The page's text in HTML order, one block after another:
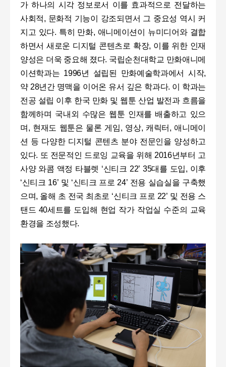
가 하나의 시각 정보로서 이를 효과적으로 전달하는
사회적, 문화적 기능이 강조되면서 그 중요성 역시 커
지고 있다. 특히 만화, 애니메이션이 뉴미디어와 결합
하면서 새로운 디지털 콘텐츠로 확장, 이를 위한 인재
양성은 더욱 중요해 졌다. 국립순천대학교 만화애니메
이션학과는 1996년 설립된 만화예술학과에서 시작,
약 28년간 명맥을 이어온 유서 깊은 학과다. 이 학과는
전공 설립 이후 한국 만화 및 웹툰 산업 발전과 흐름을
함께하며 국내외 수많은 웹툰 인재를 배출하고 있으
며, 현재도 웹툰은 물론 게임, 영상, 캐릭터, 애니메이
션 등 다양한 디지털 콘텐츠 분야 전문인을 양성하고
있다. 또 전문적인 드로잉 교육을 위해 2016년부터 고
사양 와콤 액정 타블렛 ‘신티크 22’ 35대를 도입, 이후
‘신티크 16’ 및 ‘신티크 프로 24’ 전용 실습실을 구축했
으며, 올해 초 전국 최초로 ‘신티크 프로 22’ 및 전용 스
탠드 40세트를 도입해 현업 작가 작업실 수준의 교육
환경을 조성했다.